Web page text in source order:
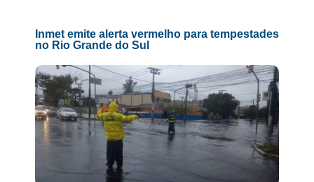
Inmet emite alerta vermelho para tempestades
no Rio Grande do Sul